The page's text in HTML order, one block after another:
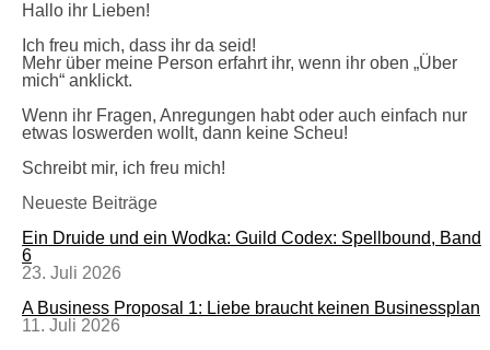
Hallo ihr Lieben!
Ich freu mich, dass ihr da seid!
Mehr über meine Person erfahrt ihr, wenn ihr oben „Über
mich“ anklickt.
Wenn ihr Fragen, Anregungen habt oder auch einfach nur
etwas loswerden wollt, dann keine Scheu!
Schreibt mir, ich freu mich!
Neueste Beiträge
Ein Druide und ein Wodka: Guild Codex: Spellbound, Band
6
23. Juli 2026
A Business Proposal 1: Liebe braucht keinen Businessplan
11. Juli 2026